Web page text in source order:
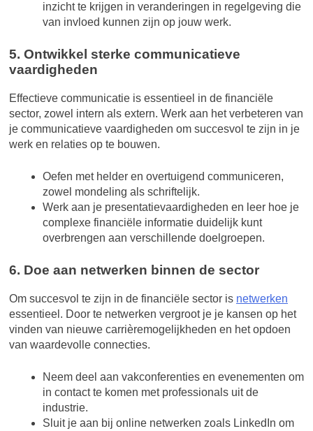
inzicht te krijgen in veranderingen in regelgeving die
van invloed kunnen zijn op jouw werk.
5. Ontwikkel sterke communicatieve
vaardigheden
Effectieve communicatie is essentieel in de financiële
sector, zowel intern als extern. Werk aan het verbeteren van
je communicatieve vaardigheden om succesvol te zijn in je
werk en relaties op te bouwen.
Oefen met helder en overtuigend communiceren,
zowel mondeling als schriftelijk.
Werk aan je presentatievaardigheden en leer hoe je
complexe financiële informatie duidelijk kunt
overbrengen aan verschillende doelgroepen.
6. Doe aan netwerken binnen de sector
Om succesvol te zijn in de financiële sector is netwerken
essentieel. Door te netwerken vergroot je je kansen op het
vinden van nieuwe carrièremogelijkheden en het opdoen
van waardevolle connecties.
Neem deel aan vakconferenties en evenementen om
in contact te komen met professionals uit de
industrie.
Sluit je aan bij online netwerken zoals LinkedIn om